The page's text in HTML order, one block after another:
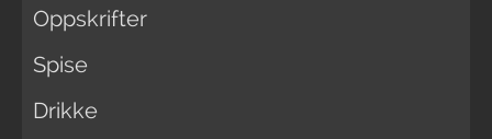
Oppskrifter
Spise
Drikke